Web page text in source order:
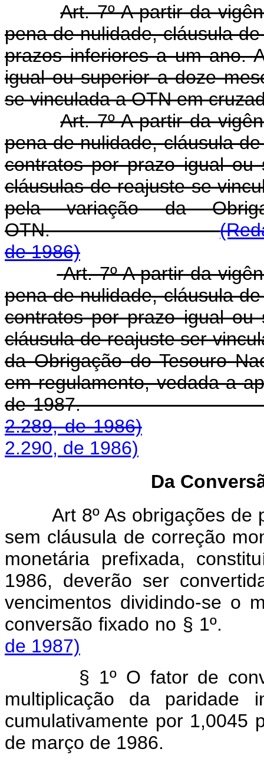
Art. 7º A partir da
pena de nulidade, cláusula
prazos inferiores a um ano.
igual ou superior a doze
se vinculada a OTN em
Art. 7º A partir da
pena de nulidade, cláusula
contratos por prazo igual
cláusulas de reajuste se
pela variação da
OTN.
de 1986)
Art. 7º A partir da
pena de nulidade, cláusula
contratos por prazo igual
cláusula de reajuste ser
da Obrigação do Tesouro
em regulamento, vedada a
de
2.289, de 1986)
2.290, de 1986)
Da
Art 8º As obrigações de
sem cláusula de correção
monetária prefixada,
1986, deverão ser
vencimentos dividindo-se o
conversão fixado
de 1987)
§ 1º O fator de
multiplicação da paridade
cumulativamente por 1,0045
de março de 1986.